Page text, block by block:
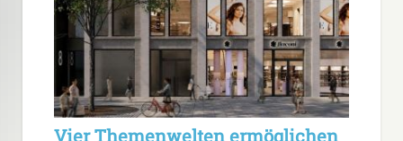
Vier Themenwelten ermöglichen